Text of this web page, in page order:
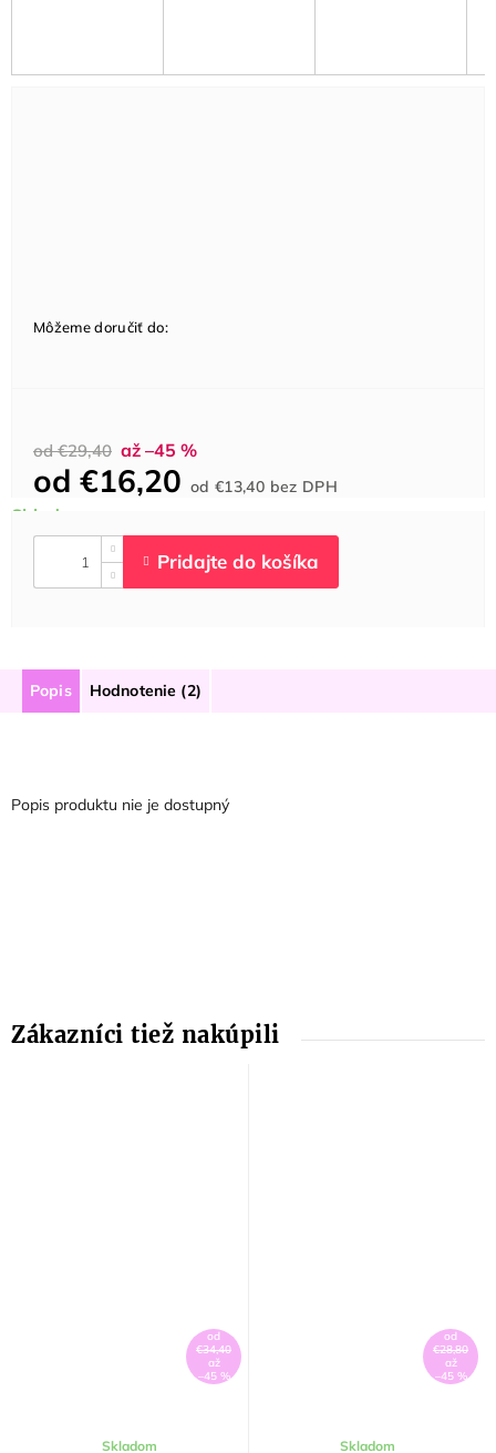
od €29,40 až –45 %
od €16,20 od€13,40 bez DPHcena:
Môžeme doručiť do:
Popis Hodnotenie (2)
Popis produktu nie je dostupný
od
€34,40
až
–45 %
Skladom
od
€28,80
až
–45 %
Skladom